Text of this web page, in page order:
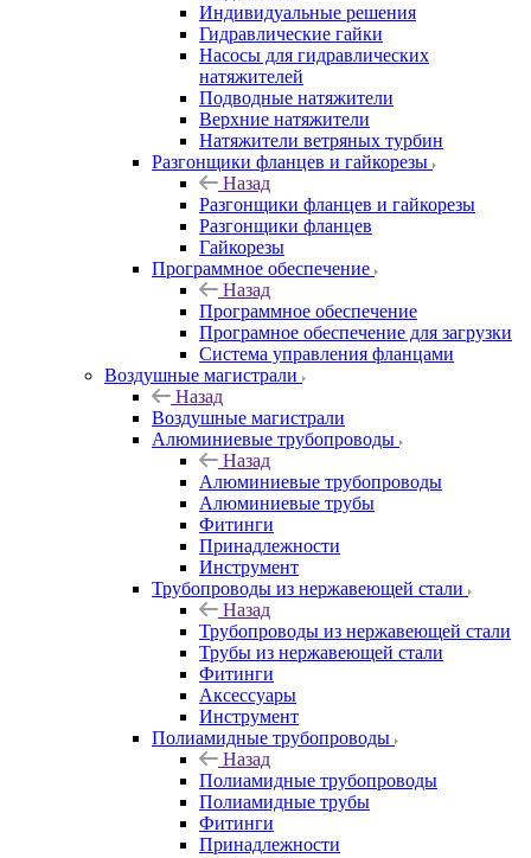
Индивидуальные решения
Гидравлические гайки
Насосы для гидравлических
натяжителей
Подводные натяжители
Верхние натяжители
Натяжители ветряных турбин
Разгонщики фланцев и гайкорезы
Назад
Разгонщики фланцев и гайкорезы
Разгонщики фланцев
Гайкорезы
Программное обеспечение
Назад
Программное обеспечение
Програмное обеспечение для загрузки
Система управления фланцами
Воздушные магистрали
Назад
Воздушные магистрали
Алюминиевые трубопроводы
Назад
Алюминиевые трубопроводы
Алюминиевые трубы
Фитинги
Принадлежности
Инструмент
Трубопроводы из нержавеющей стали
Назад
Трубопроводы из нержавеющей стали
Трубы из нержавеющей стали
Фитинги
Аксессуары
Инструмент
Полиамидные трубопроводы
Назад
Полиамидные трубопроводы
Полиамидные трубы
Фитинги
Принадлежности